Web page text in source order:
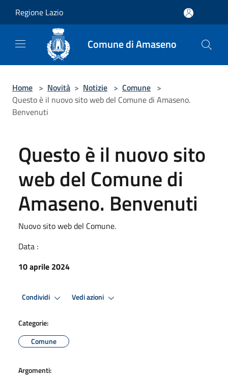
Regione Lazio
Comune di Amaseno
Home > Novità > Notizie > Comune >
Questo è il nuovo sito web del Comune di Amaseno.
Benvenuti
Questo è il nuovo sito
web del Comune di
Amaseno. Benvenuti
Nuovo sito web del Comune.
Data :
10 aprile 2024
Condividi Vedi azioni
Categorie:
Comune
Argomenti: